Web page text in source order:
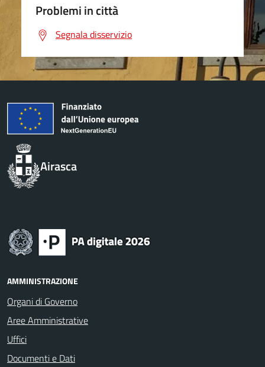
Problemi in città
Segnala disservizio
Airasca
AMMINISTRAZIONE
Organi di Governo
Aree Amministrative
Uffici
Documenti e Dati